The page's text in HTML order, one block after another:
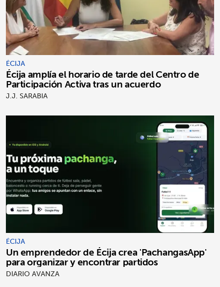
ÉCIJA
Écija amplía el horario de tarde del Centro de
Participación Activa tras un acuerdo
J.J. SARABIA
ÉCIJA
Un emprendedor de Écija crea 'PachangasApp'
para organizar y encontrar partidos
DIARIO AVANZA